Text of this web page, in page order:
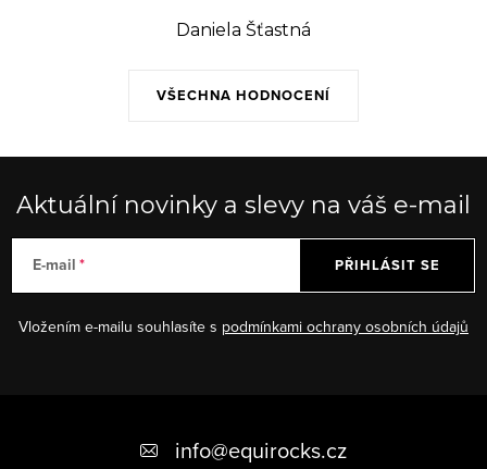
VŠECHNA HODNOCENÍ
Daniela Šťastná
Aktuální novinky a slevy na váš e-mail
E-mail
Vložením e-mailu souhlasíte s podmínkami ochrany osobních údajů
PŘIHLÁSIT SE
info@equirocks.cz